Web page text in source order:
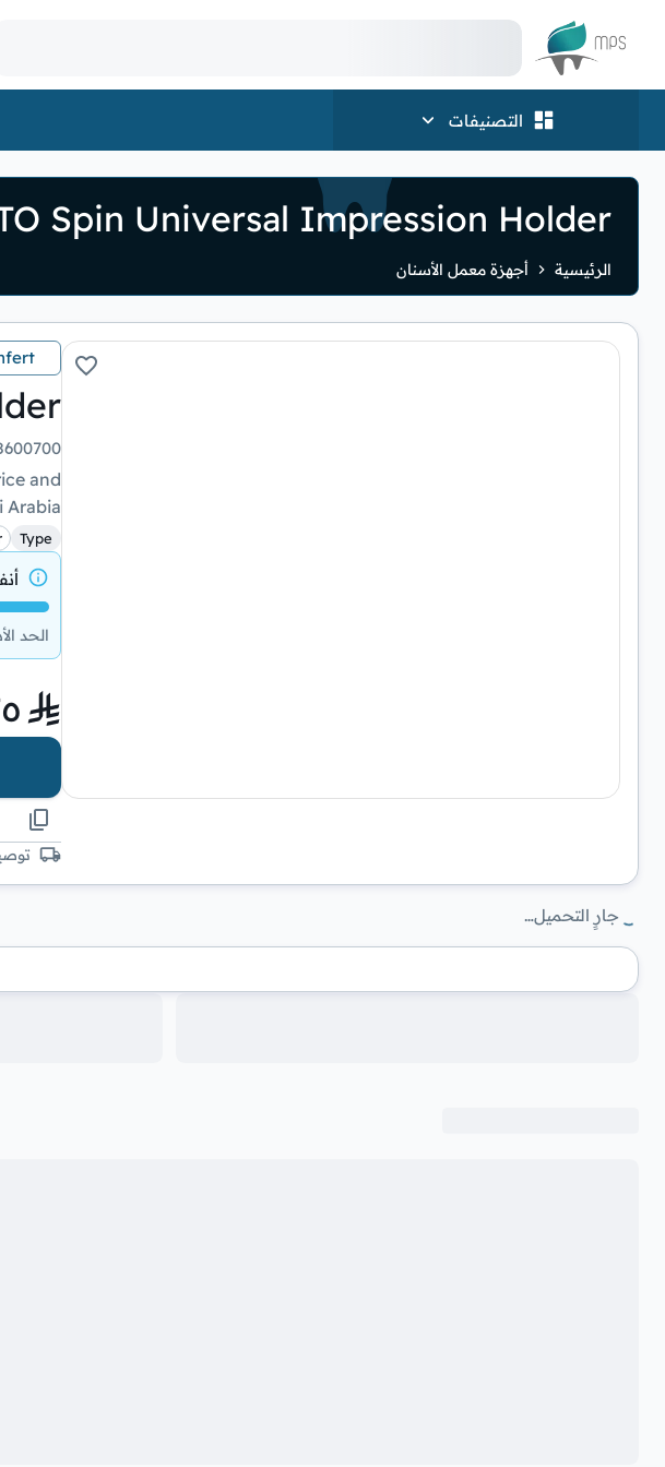
الشعار
التصنيفات
Spin Universal Impression Holder
الرئيسية أجهزة معمل الأسنان
and
Arabia
Type
الحد
جارٍ التحميل…